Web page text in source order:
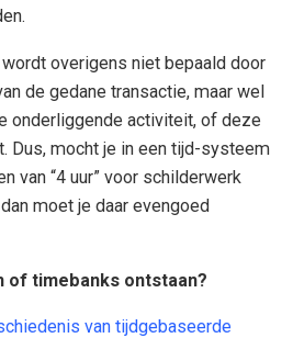
overigens niet bepaald door
de gedane transactie, maar wel
onderliggende activiteit, of deze
Dus, mocht je in een tijd-systeem
van “4 uur” voor schilderwerk
moet je daar evengoed
of timebanks ontstaan?
van tijdgebaseerde